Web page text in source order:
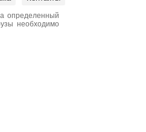
определенный
необходимо